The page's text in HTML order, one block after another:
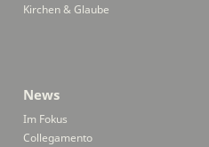
Kirchen & Glaube
News
Im Fokus
Collegamento